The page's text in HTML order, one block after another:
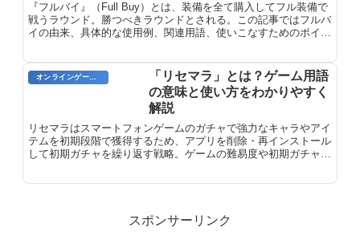
『フルバイ』（Full Buy）とは、装備を全て購入してフル装備で
戦うラウンド。勝つべきラウンドとされる。この記事ではフルバ
イの由来、具体的な使用例、関連用語、使いこなすためのポイン
オンラインゲーム用語
「リセマラ」とは？ゲーム用語
の意味と使い方をわかりやすく
解説
リセマラはスマートフォンゲームのガチャで強力なキャラやアイ
テムを初期段階で獲得するため、アプリを削除・再インストール
して初期ガチャを繰り返す戦略。ゲームの難易度や初期ガチャの
スポンサーリンク